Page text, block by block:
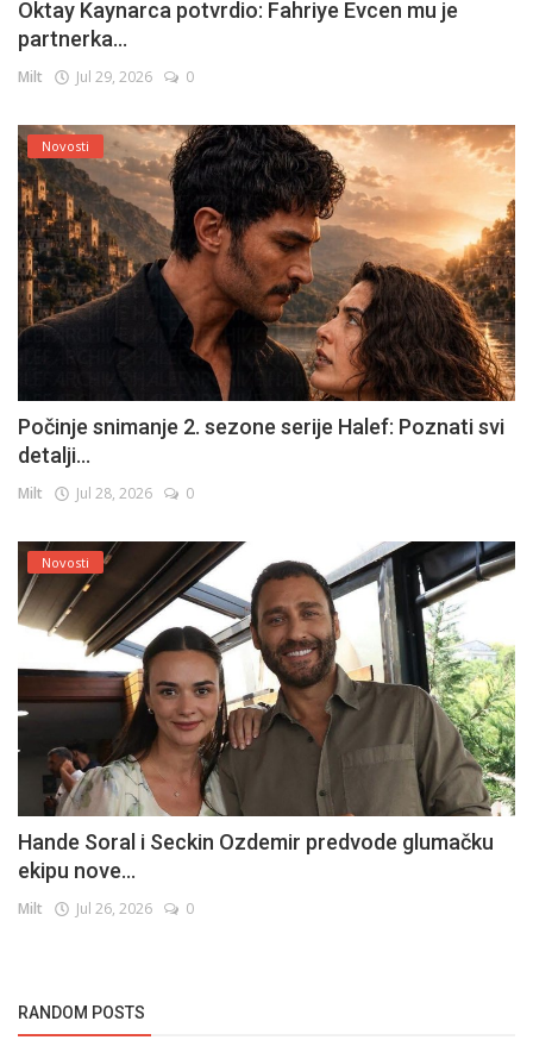
Oktay Kaynarca potvrdio: Fahriye Evcen mu je
partnerka...
Milt Jul 29, 2026 0
Novosti
Počinje snimanje 2. sezone serije Halef: Poznati svi
detalji...
Milt Jul 28, 2026 0
Novosti
Hande Soral i Seckin Ozdemir predvode glumačku
ekipu nove...
Milt Jul 26, 2026 0
RANDOM POSTS